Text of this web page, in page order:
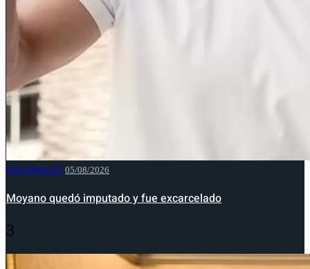
NACIONALES 05/08/2026
Moyano quedó imputado y fue excarcelado
3